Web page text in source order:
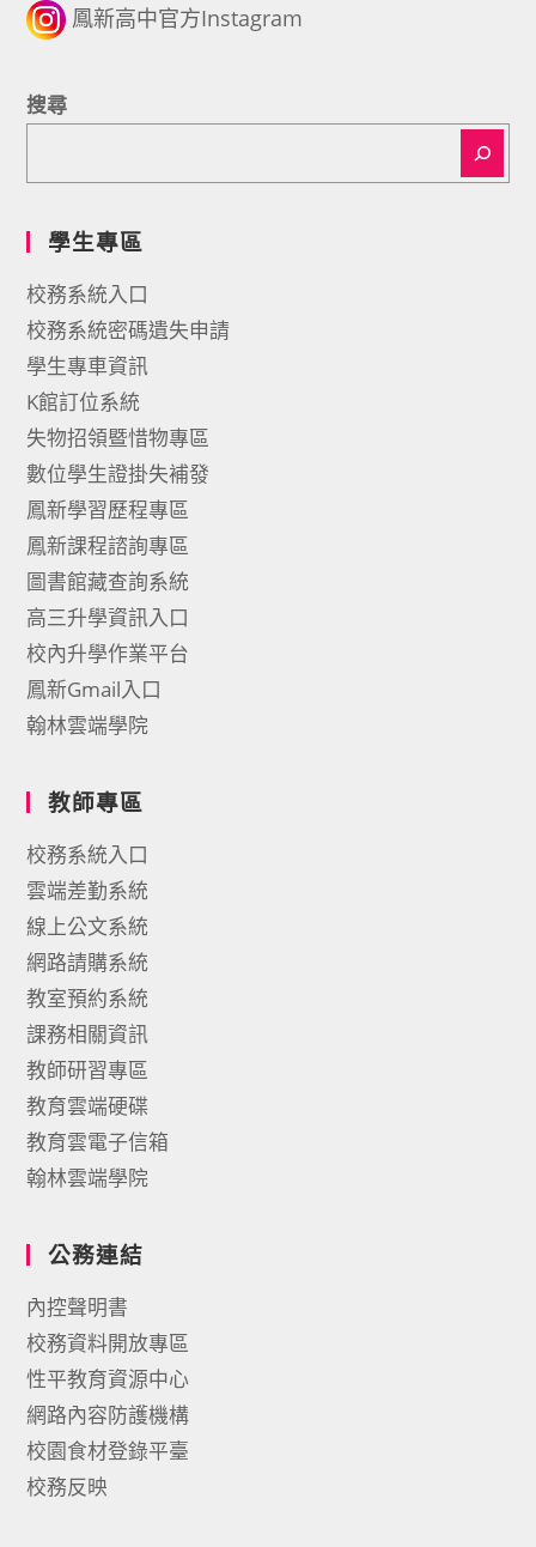
鳳新高中官方Instagram
搜尋
學生專區
校務系統入口
校務系統密碼遺失申請
學生專車資訊
K館訂位系統
失物招領暨惜物專區
數位學生證掛失補發
鳳新學習歷程專區
鳳新課程諮詢專區
圖書館藏查詢系統
高三升學資訊入口
校內升學作業平台
鳳新Gmail入口
翰林雲端學院
教師專區
校務系統入口
雲端差勤系統
線上公文系統
網路請購系統
教室預約系統
課務相關資訊
教師研習專區
教育雲端硬碟
教育雲電子信箱
翰林雲端學院
公務連結
內控聲明書
校務資料開放專區
性平教育資源中心
網路內容防護機構
校園食材登錄平臺
校務反映